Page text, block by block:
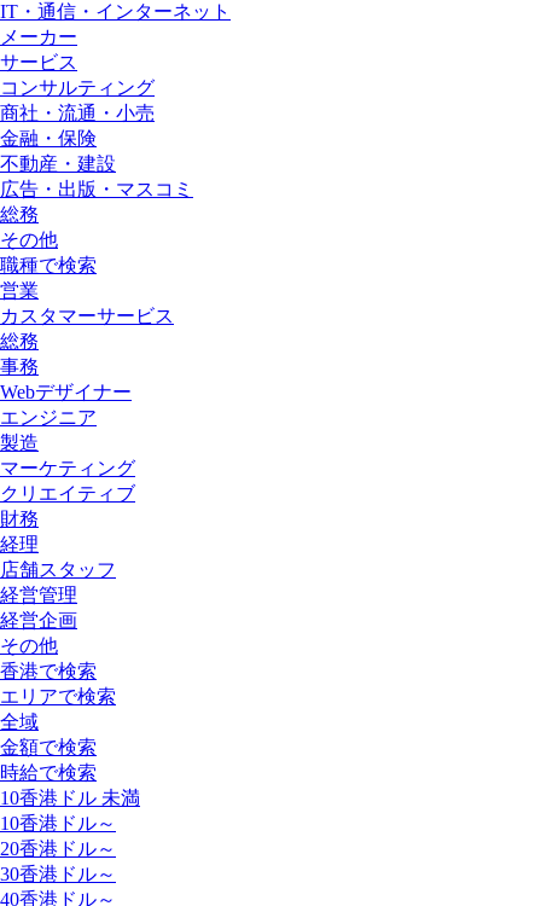
IT・通信・インターネット
メーカー
サービス
コンサルティング
商社・流通・小売
金融・保険
不動産・建設
広告・出版・マスコミ
総務
その他
職種で検索
営業
カスタマーサービス
総務
事務
Webデザイナー
エンジニア
製造
マーケティング
クリエイティブ
財務
経理
店舗スタッフ
経営管理
経営企画
その他
香港で検索
エリアで検索
全域
金額で検索
時給で検索
10香港ドル 未満
10香港ドル～
20香港ドル～
30香港ドル～
40香港ドル～